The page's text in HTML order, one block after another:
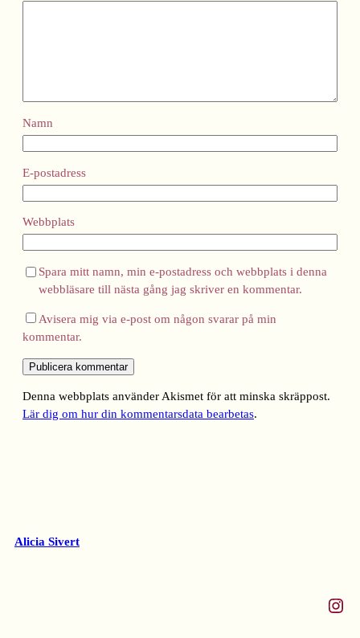
Namn
E-postadress
Webbplats
Spara mitt namn, min e-postadress och webbplats i denna
webbläsare till nästa gång jag skriver en kommentar.
Avisera mig via e-post om någon svarar på min
kommentar.
Denna webbplats använder Akismet för att minska skräppost.
Lär dig om hur din kommentarsdata bearbetas.
Alicia Sivert
Instagram